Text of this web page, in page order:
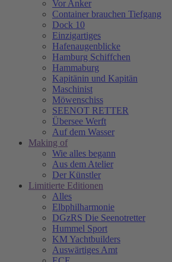
Vor Anker
Container brauchen Tiefgang
Dock 10
Einzigartiges
Hafenaugen­blicke
Hamburg Schiffchen
Hammaburg
Kapitänin und Kapitän
Maschinist
Möwenschiss
SEENOT RETTER
Übersee Werft
Auf dem Wasser
Making of
Wie alles begann
Aus dem Atelier
Der Künstler
Limitierte Editionen
Alles
Elbphilharmonie
DGzRS Die Seenotretter
Hummel Sport
KM Yachtbuilders
Auswärtiges Amt